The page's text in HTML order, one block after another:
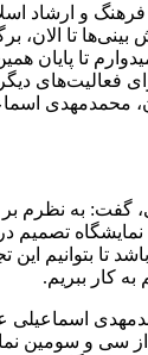
فرهنگ و ارشاد
تا الان،
تا پایان
فعالیت‌های
محمدمهدی
گفت: به نظرم
نمایشگاه
تا بتوانیم
کار ببریم.
سی و سومین